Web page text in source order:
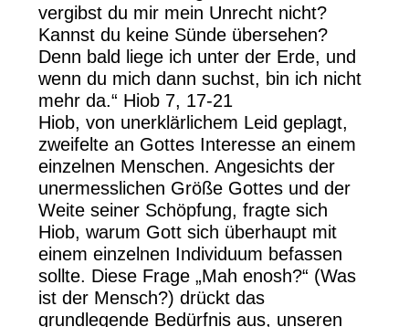
vergibst du mir mein Unrecht nicht?
Kannst du keine Sünde übersehen?
Denn bald liege ich unter der Erde, und
wenn du mich dann suchst, bin ich nicht
mehr da.“ Hiob 7, 17-21
Hiob, von unerklärlichem Leid geplagt,
zweifelte an Gottes Interesse an einem
einzelnen Menschen. Angesichts der
unermesslichen Größe Gottes und der
Weite seiner Schöpfung, fragte sich
Hiob, warum Gott sich überhaupt mit
einem einzelnen Individuum befassen
sollte. Diese Frage „Mah enosh?“ (Was
ist der Mensch?) drückt das
grundlegende Bedürfnis aus, unseren